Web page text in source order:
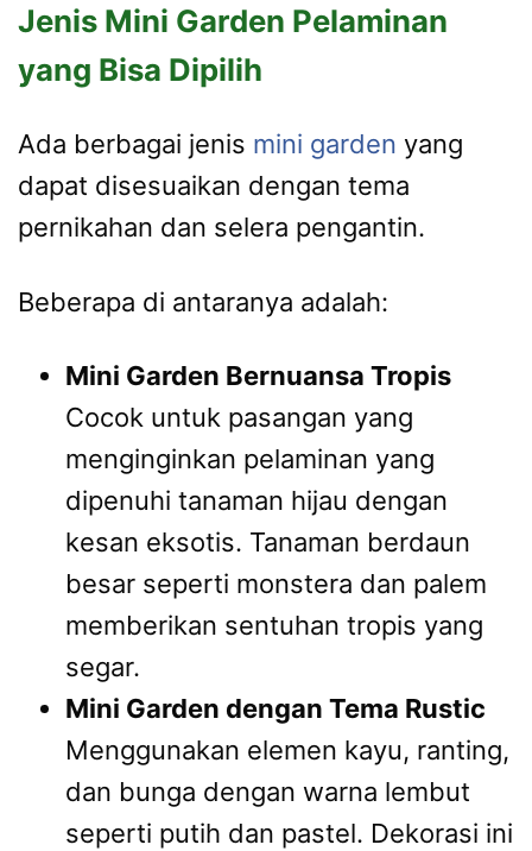
Jenis Mini Garden Pelaminan
yang Bisa Dipilih
Ada berbagai jenis mini garden yang
dapat disesuaikan dengan tema
pernikahan dan selera pengantin.
Beberapa di antaranya adalah:
Mini Garden Bernuansa Tropis
Cocok untuk pasangan yang
menginginkan pelaminan yang
dipenuhi tanaman hijau dengan
kesan eksotis. Tanaman berdaun
besar seperti monstera dan palem
memberikan sentuhan tropis yang
segar.
Mini Garden dengan Tema Rustic
Menggunakan elemen kayu, ranting,
dan bunga dengan warna lembut
seperti putih dan pastel. Dekorasi ini